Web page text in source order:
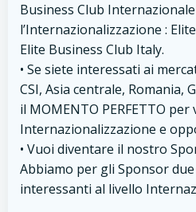
Business Club
l’Internazionalizzazione :
Elite Business Club Italy.
• Se siete interessati ai
CSI, Asia centrale, Romania,
il MOMENTO PERFETTO
Internazionalizzazione e
• Vuoi diventare il nostro
Abbiamo per gli Sponsor
interessanti al livello